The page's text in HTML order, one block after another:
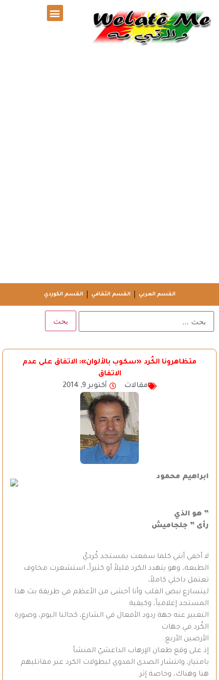
القسم العربي القسم الثقافي القسم الكوردي
متظاهرونا الكُرد «سكوب بالألوان»: الاتفاق على عدم
الاتفاق
مقالات
أكتوبر 9, 2014
ابراهيم محمود
” هو الذي
رأى ” جلجاميش
لا أخفي أنني كلما سمعت بمستجد كُرديّ
الطبعة، وهو يتهدد الكرد قليلاً أو كثيراً، استشعرت مخاوف
تعتمل داخلي كاملاً،
ليتسارع نبض القلب وأنا أخشى من الأعظم في طريقة بث هذا
المستجد إعلامياً، وكيفية
التعبير عنه جهة ردود الأفعال في الشارع، كحالنا اليوم، وصورة
الكُرد في جهات
الأرضين الأربع.
إذ على وقع طعان الإرهاب الداعشيّ المنشأ
بامتياز، وانتشار الصدى المدوي لبطولات الكرد عبر مقاتليهم
هنا وهناك، وخاصة إثر